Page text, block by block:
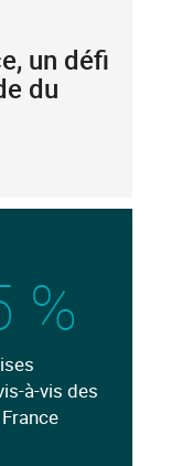
un défi
du
%
à-vis des